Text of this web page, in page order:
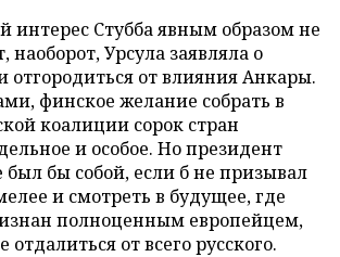
интерес Стубба явным образом не
Урсула заявляла о
отгородиться от влияния Анкары.
финское желание собрать в
коалиции сорок стран
и особое. Но президент
бы собой, если б не призывал
и смотреть в будущее, где
полноценным европейцем,
отдалиться от всего русского.